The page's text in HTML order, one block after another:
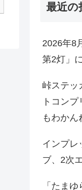
最近の
2026年8
第2灯」
峠ステッ
トコン
もわかん
インプレ
ブ、2次
「たま